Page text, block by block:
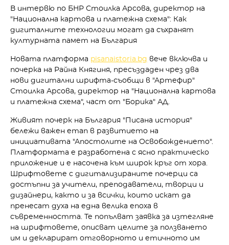
В интервю по БНР Стоилка Арсова, директор на
"Национална картова и платежна схема": Как
дигиталните технологии могат да съхранят
културната памет на България
Новата платформа pisanaistoria.bg вече включва и
почерка на Райна Княгиня, пресъздаден чрез два
нови дигитални шрифта-съобщи в "Артефир"
Стоилка Арсова, директор на "Национална картова
и платежна схема", част от "Борика" АД.
Живият почерк на България "Писана история"
бележи важен етап в развитието на
инициативата "Апостолите на Освобождението".
Платформата е разработена с ясно практическо
приложение и е насочена към широк кръг от хора.
Шрифтовете с дигитализираните почерци са
достъпни за учители, преподаватели, творци и
дизайнери, както и за всички, които искат да
пренесат духа на една велика епоха в
съвременността. Те попълват заявка за изтегляне
на шрифтовете, описват целите за ползването
им и декларират отговорното и етичното им